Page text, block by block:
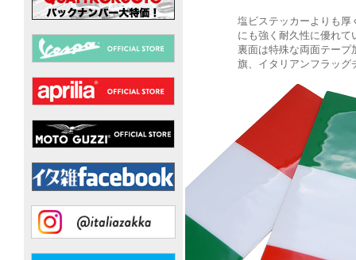
塩ビステッカーよりも
にも強く耐久性に優れ
裏面は特殊な両面テー
旗、イタリアンフラッ